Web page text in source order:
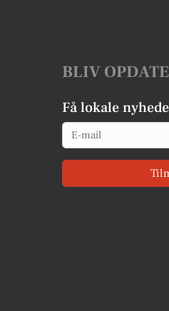
BLIV
Få lokale
Email